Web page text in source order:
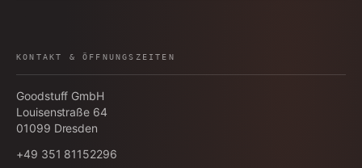
KONTAKT & ÖFFNUNGSZEITEN
Goodstuff GmbH
Louisenstraße 64
01099 Dresden
+49 351 81152296